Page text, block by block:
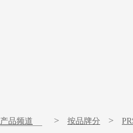
产品频道 > 按品牌分 >